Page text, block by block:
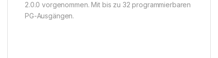
2.0.0 vorgenommen. Mit bis zu 32 programmierbaren
PG-Ausgängen.